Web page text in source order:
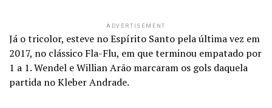
ADVERTISEMENT
Já o tricolor, esteve no Espírito Santo pela última vez em
2017, no clássico Fla-Flu, em que terminou empatado por
1 a 1. Wendel e Willian Arão marcaram os gols daquela
partida no Kleber Andrade.